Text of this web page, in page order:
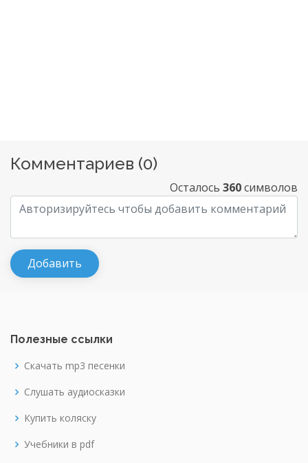
Комментариев (0)
Осталось 360символов
Полезные ссылки
Скачать mp3 песенки
Слушать аудиосказки
Купить коляску
Учебники в pdf